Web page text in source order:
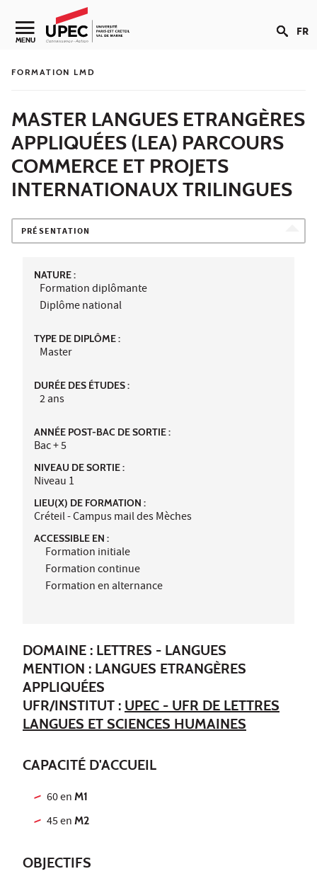
Aller au contenu
Navigation secondaire
MENU FR
FORMATION LMD
MASTER LANGUES ETRANGÈRES
APPLIQUÉES (LEA) PARCOURS
COMMERCE ET PROJETS
INTERNATIONAUX TRILINGUES
PRÉSENTATION
NATURE :
Formation diplômante
Diplôme national
TYPE DE DIPLÔME :
Master
DURÉE DES ÉTUDES :
2 ans
ANNÉE POST-BAC DE SORTIE :
Bac + 5
NIVEAU DE SORTIE :
Niveau 1
LIEU(X) DE FORMATION :
Créteil - Campus mail des Mèches
ACCESSIBLE EN :
Formation initiale
Formation continue
Formation en alternance
DOMAINE : LETTRES - LANGUES
MENTION : LANGUES ETRANGÈRES
APPLIQUÉES
UFR/INSTITUT : UPEC - UFR DE LETTRES
LANGUES ET SCIENCES HUMAINES
CAPACITÉ D'ACCUEIL
60 enM1
45 enM2
OBJECTIFS